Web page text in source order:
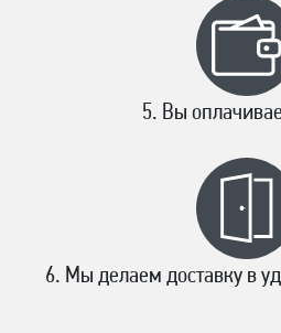
Вы
Мы делаем доставку в